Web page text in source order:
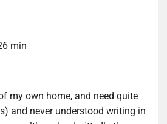
min
my own home, and need quite
and never understood writing in